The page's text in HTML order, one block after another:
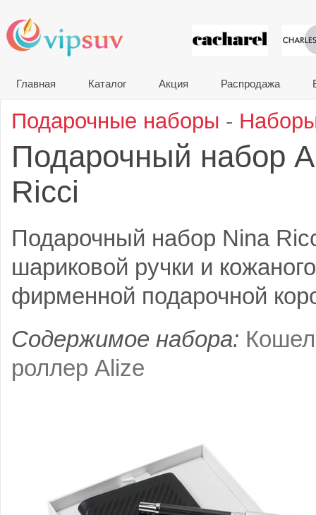
VIP
Главная Каталог Акция Распродажа
Подарочные наборы -
Подарочный набор
Ricci
Подарочный набор Nina
шариковой ручки и
фирменной подарочной
Содержимое набора:
роллер Alize